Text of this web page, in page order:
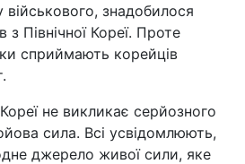
знадобилося
з Північної Кореї. Проте
сприймають корейців
Кореї не викликає серйозного
сила. Всі усвідомлюють,
джерело живої сили, яке